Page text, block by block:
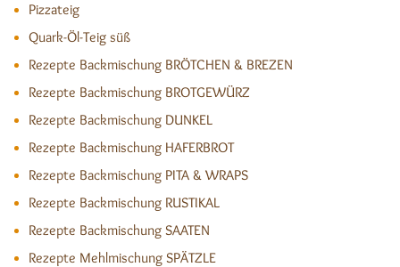
Pizzateig
Quark-Öl-Teig süß
Rezepte Backmischung BRÖTCHEN & BREZEN
Rezepte Backmischung BROTGEWÜRZ
Rezepte Backmischung DUNKEL
Rezepte Backmischung HAFERBROT
Rezepte Backmischung PITA & WRAPS
Rezepte Backmischung RUSTIKAL
Rezepte Backmischung SAATEN
Rezepte Mehlmischung SPÄTZLE